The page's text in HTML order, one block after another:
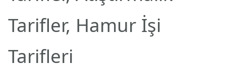
Tarifler, Hamur İşi
Tarifleri